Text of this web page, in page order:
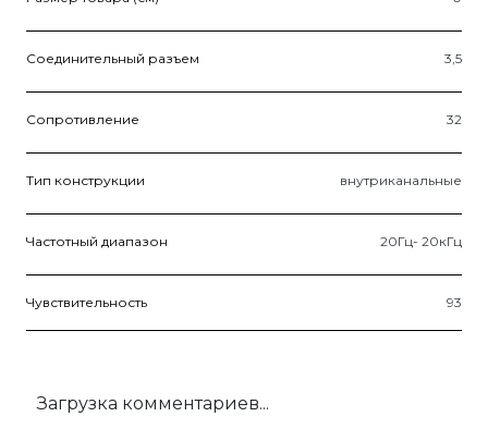
Соединительный разъем 3,5
Сопротивление 32
Тип конструкции внутриканальные
Частотный диапазон 20Гц- 20кГц
Чувствительность 93
Загрузка комментариев...